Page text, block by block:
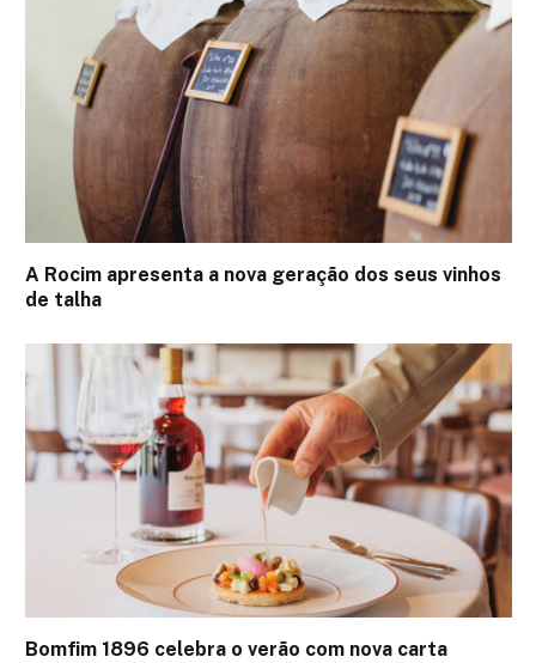
A Rocim apresenta a nova geração dos seus vinhos
de talha
Bomfim 1896 celebra o verão com nova carta